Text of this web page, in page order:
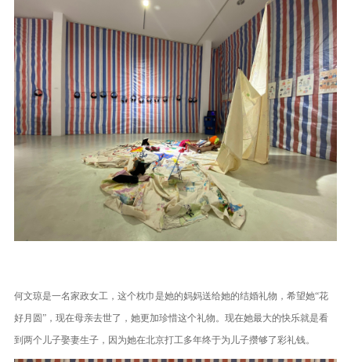
何文琼是一名家政女工，这个枕巾是她的妈妈送给她的结婚礼物，希望她“花
好月圆”，现在母亲去世了，她更加珍惜这个礼物。现在她最大的快乐就是看
到两个儿子娶妻生子，因为她在北京打工多年终于为儿子攒够了彩礼钱。